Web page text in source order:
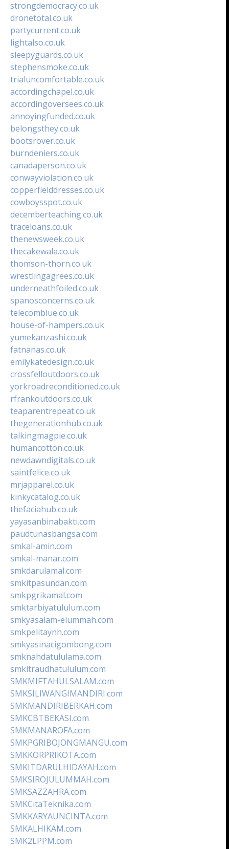
strongdemocracy.co.uk
dronetotal.co.uk
partycurrent.co.uk
lightalso.co.uk
sleepyguards.co.uk
stephensmoke.co.uk
trialuncomfortable.co.uk
accordingchapel.co.uk
accordingoversees.co.uk
annoyingfunded.co.uk
belongsthey.co.uk
bootsrover.co.uk
burndeniers.co.uk
canadaperson.co.uk
conwayviolation.co.uk
copperfielddresses.co.uk
cowboysspot.co.uk
decemberteaching.co.uk
traceloans.co.uk
thenewsweek.co.uk
thecakewala.co.uk
thomson-thorn.co.uk
wrestlingagrees.co.uk
underneathfoiled.co.uk
spanosconcerns.co.uk
telecomblue.co.uk
house-of-hampers.co.uk
yumekanzashi.co.uk
fatnanas.co.uk
emilykatedesign.co.uk
crossfelloutdoors.co.uk
yorkroadreconditioned.co.uk
rfrankoutdoors.co.uk
teaparentrepeat.co.uk
thegenerationhub.co.uk
talkingmagpie.co.uk
humancotton.co.uk
newdawndigitals.co.uk
saintfelice.co.uk
mrjapparel.co.uk
kinkycatalog.co.uk
thefaciahub.co.uk
yayasanbinabakti.com
paudtunasbangsa.com
smkal-amin.com
smkal-manar.com
smkdarulamal.com
smkitpasundan.com
smkpgrikamal.com
smktarbiyatululum.com
smkyasalam-elummah.com
smkpelitaynh.com
smkyasinacigombong.com
smknahdatululama.com
smkitraudhatululum.com
SMKMIFTAHULSALAM.com
SMKSILIWANGIMANDIRI.com
SMKMANDIRIBERKAH.com
SMKCBTBEKASI.com
SMKMANAROFA.com
SMKPGRIBOJONGMANGU.com
SMKKORPRIKOTA.com
SMKITDARULHIDAYAH.com
SMKSIROJULUMMAH.com
SMKSAZZAHRA.com
SMKCitaTeknika.com
SMKKARYAUNCINTA.com
SMKALHIKAM.com
SMK2LPPM.com